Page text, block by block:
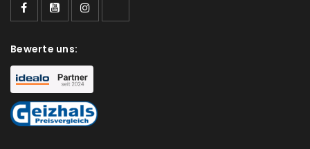
NEWSLETTER ABONNIEREN
Please select all the ways you would like to hear from
us
Ich stimme zu
Ja, ich möchte ein Kundenkonto eröffnen und
Bewerte uns: